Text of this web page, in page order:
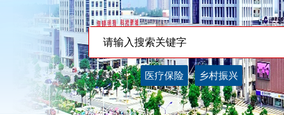
搜索热词： 医疗保险 乡村振兴